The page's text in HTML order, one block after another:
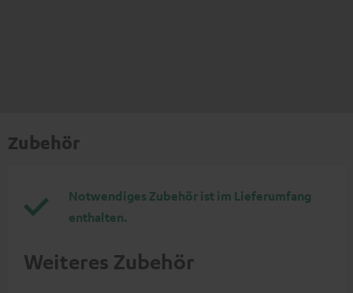
Zubehör
Notwendiges Zubehör ist im Lieferumfang
enthalten.
Weiteres Zubehör